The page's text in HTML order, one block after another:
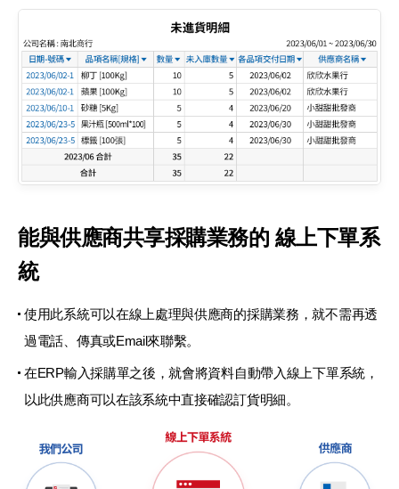
能與供應商共享採購業務的 線上下單系
統
使用此系統可以在線上處理與供應商的採購業務，就不需再透
過電話、傳真或Email來聯繫。
在ERP輸入採購單之後，就會將資料自動帶入線上下單系統，
以此供應商可以在該系統中直接確認訂貨明細。